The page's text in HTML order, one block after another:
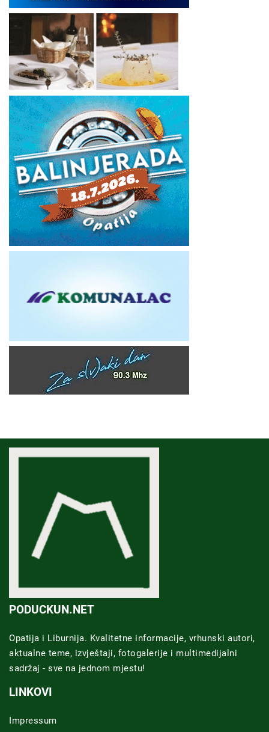
PODUCKUN.NET
Opatija i Liburnija. Kvalitetne informacije, vrhunski autori,
aktualne teme, izvještaji, fotogalerije i multimedijalni
sadržaj - sve na jednom mjestu!
LINKOVI
Impressum